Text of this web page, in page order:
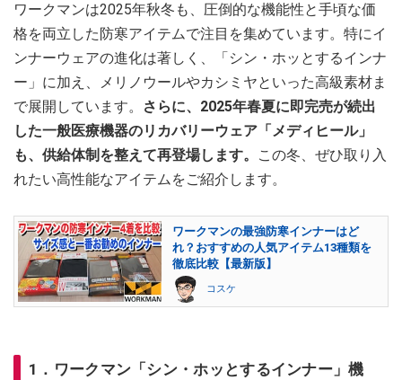
ワークマンは2025年秋冬も、圧倒的な機能性と手頃な価
格を両立した防寒アイテムで注目を集めています。特にイ
ンナーウェアの進化は著しく、「シン・ホッとするインナ
ー」に加え、メリノウールやカシミヤといった高級素材ま
で展開しています。
さらに、2025年春夏に即完売が続出
した一般医療機器のリカバリーウェア「メディヒール」
も、供給体制を整えて再登場します。
この冬、ぜひ取り入
れたい高性能なアイテムをご紹介します。
ワークマンの最強防寒インナーはど
れ？おすすめの人気アイテム13種類を
徹底比較【最新版】
コスケ
1．ワークマン「シン・ホッとするインナー」機